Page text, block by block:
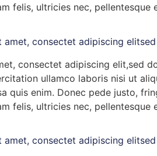
felis, ultricies nec, pellentesque
amet, consectet adipiscing
consectet adipiscing elit,sed
ullamco laboris nisi ut
quis enim. Donec pede justo,
felis, ultricies nec, pellentesque
amet, consectet adipiscing